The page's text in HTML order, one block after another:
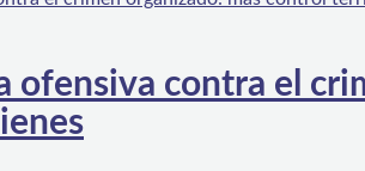
ofensiva contra el